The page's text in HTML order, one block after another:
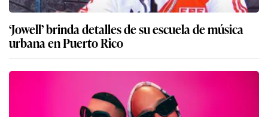
‘Jowell’ brinda detalles de su escuela de música
urbana en Puerto Rico